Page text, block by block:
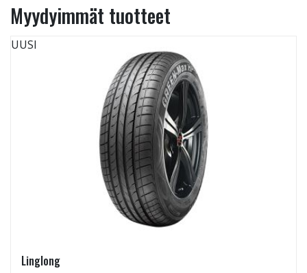
Myydyimmät tuotteet
UUSI
Linglong